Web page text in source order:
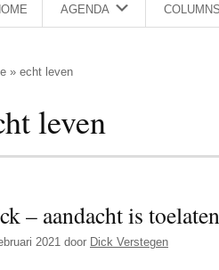
AGENDA COLUMNS
» echt leven
leven
– aandacht is toelaten
2021 door Dick Verstegen